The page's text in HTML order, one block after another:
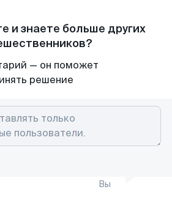
и знаете больше других
— он поможет
решение
Вы